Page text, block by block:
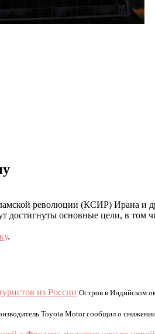
революции (КСИР) Ирана и
достигнуты основные цели, в том
.
из России Остров в Индийском
Toyota Motor сообщил о